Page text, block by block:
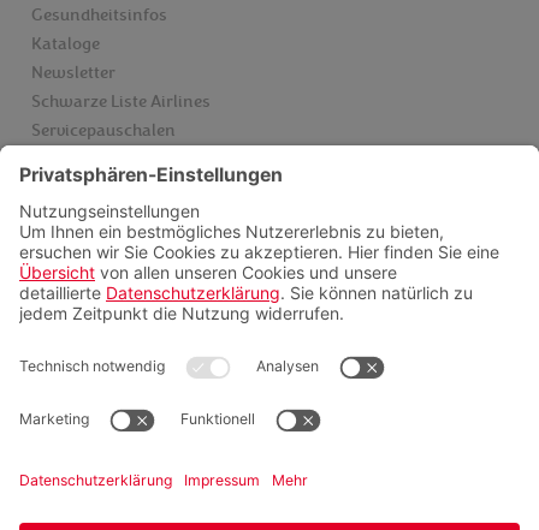
Gesundheitsinfos
Kataloge
Newsletter
Schwarze Liste Airlines
Servicepauschalen
Videoberatung
FAQ
Zahlungsmöglichkeiten
Folgen sie uns